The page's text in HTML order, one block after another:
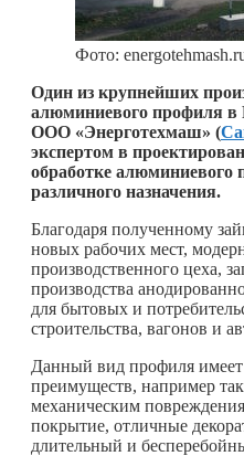
Фото:
Один из крупнейших
алюминиевого профиля в
ООО «Энерготехмаш» (
экспертом в
обработке алюминиевого
различного назначения.
Благодаря полученному
новых рабочих мест,
производственного цеха,
производства
для бытовых и
строительства, вагонов и
Данный вид профиля имеет
преимуществ, например
механическим
покрытие, отличные
длительный и